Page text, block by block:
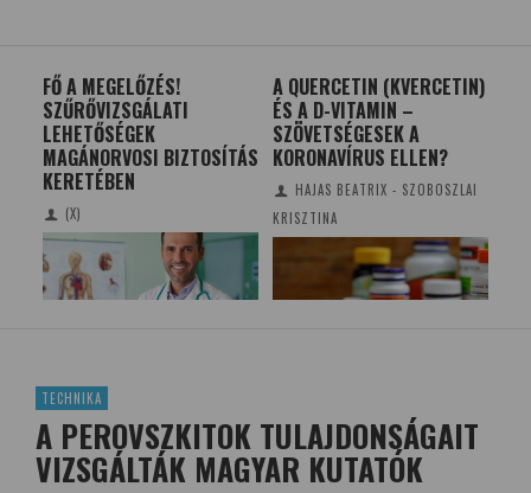
FŐ A MEGELŐZÉS!
SZŰRŐVIZSGÁLATI
LEHETŐSÉGEK
MAGÁNORVOSI BIZTOSÍTÁS
KERETÉBEN
(X)
A QUERCETIN (KVERCETIN)
ÉS A D-VITAMIN –
SZÖVETSÉGESEK A
KORONAVÍRUS ELLEN?
HAJAS BEATRIX - SZOBOSZLAI
KRISZTINA
TECHNIKA
A PEROVSZKITOK TULAJDONSÁGAIT
VIZSGÁLTÁK MAGYAR KUTATÓK